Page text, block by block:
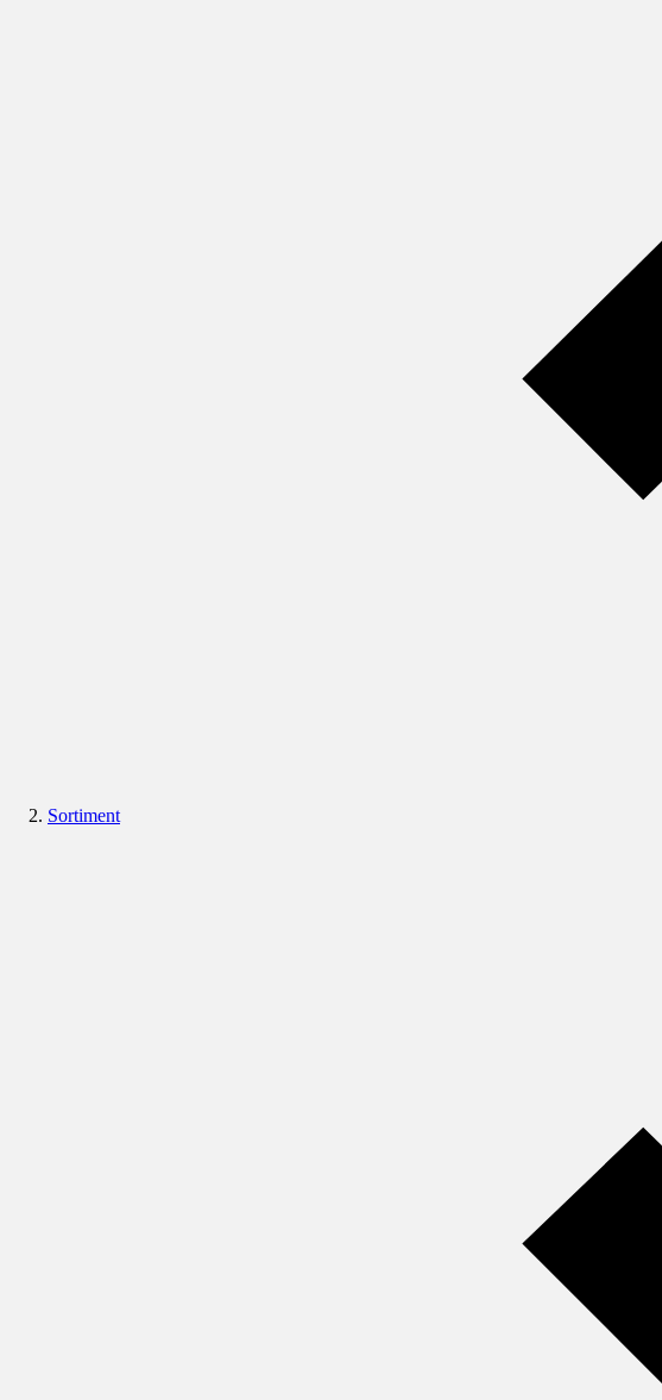
Sortiment